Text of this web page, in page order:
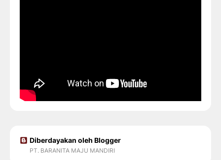
Diberdayakan oleh Blogger
PT. BARANITA MAJU MANDIRI